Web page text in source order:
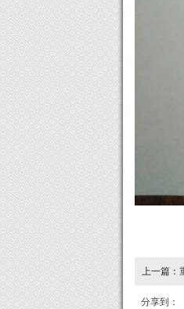
上一篇：
分享到：